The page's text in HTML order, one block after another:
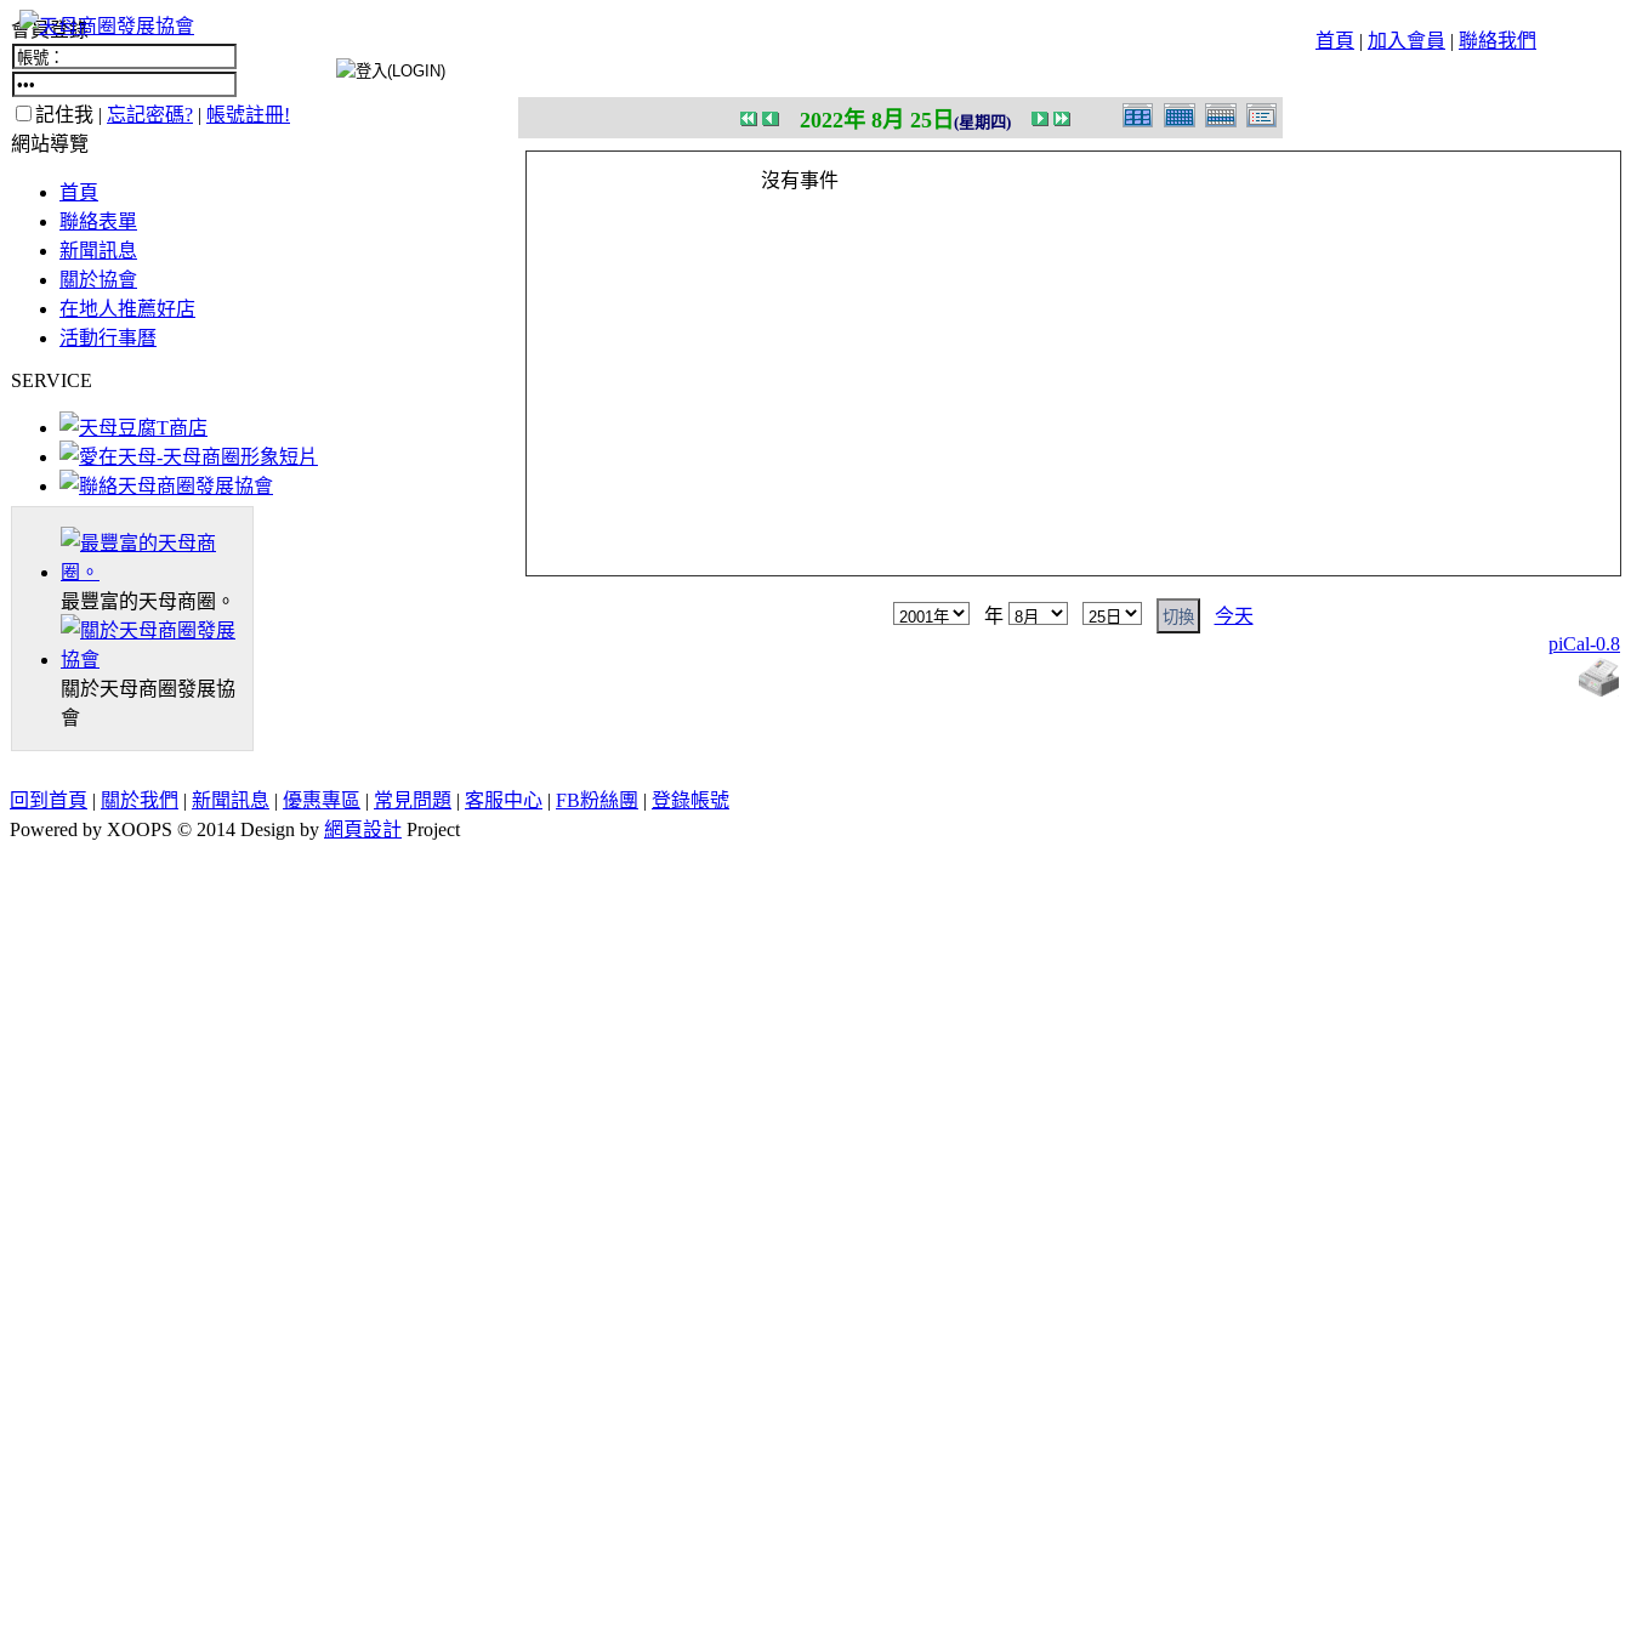
首頁 | 加入會員 | 聯絡我們
會員登錄
記住我 | 忘記密碼? | 帳號註冊!
網站導覽
首頁
聯絡表單
新聞訊息
關於協會
在地人推薦好店
活動行事曆
SERVICE
最豐富的天母商圈。
關於天母商圈發展協
會
2022年 8月 25日 (星期四)
沒有事件
年
今天
piCal-0.8
回到首頁 | 關於我們 | 新聞訊息 | 優惠專區 | 常見問題 | 客服中心 | FB粉絲團 | 登錄帳號
Powered by XOOPS © 2014 Design by 網頁設計 Project